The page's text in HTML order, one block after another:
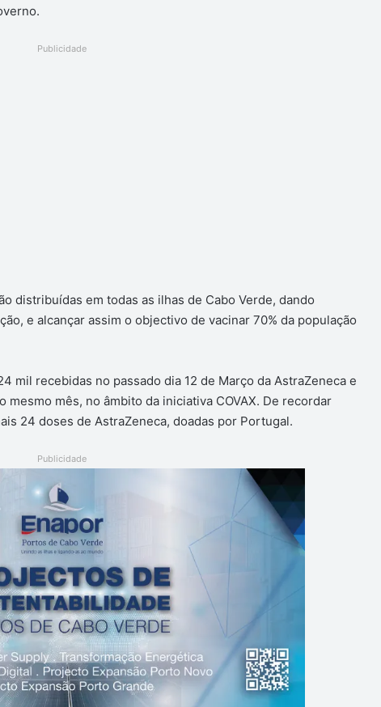
Publicidade
distribuídas em todas as ilhas de Cabo Verde, dando
e alcançar assim o objectivo de vacinar 70% da população
mil recebidas no passado dia 12 de Março da AstraZeneca e
mesmo mês, no âmbito da iniciativa COVAX. De recordar
24 doses de AstraZeneca, doadas por Portugal.
Publicidade